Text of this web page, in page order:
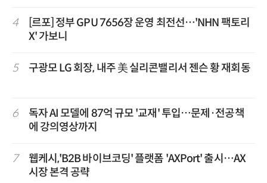
4
[르포] 정부 GPU 7656장 운영 최전선…'NHN 팩토리
X' 가보니
5 구광모 LG 회장, 내주 美 실리콘밸리서 젠슨 황 재회동
6
독자 AI 모델에 87억 규모 '교재' 투입…문제·전공책
에 강의영상까지
7
웹케시,'B2B 바이브코딩' 플랫폼 'AXPort' 출시…AX
시장 본격 공략